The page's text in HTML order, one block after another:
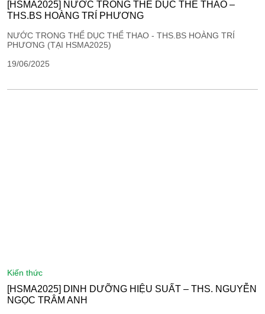
[HSMA2025] NƯỚC TRONG THỂ DỤC THỂ THAO –
THS.BS HOÀNG TRÍ PHƯƠNG
NƯỚC TRONG THỂ DỤC THỂ THAO - THS.BS HOÀNG TRÍ
PHƯƠNG (TẠI HSMA2025)
19/06/2025
kiến thức
[HSMA2025] DINH DƯỠNG HIỆU SUẤT – THS. NGUYỄN
NGỌC TRÂM ANH